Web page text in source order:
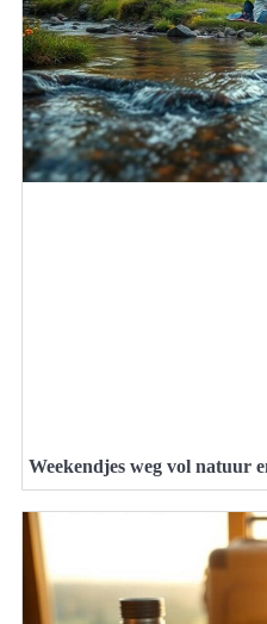
Weekendjes weg vol natuur